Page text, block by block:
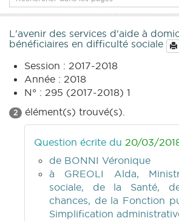
L'avenir des services d'aide à
bénéficiaires en difficulté sociale
Session : 2017-2018
Année : 2018
N° : 295 (2017-2018) 1
2 élément(s) trouvé(s).
Question écrite du 20/03/
de BONNI Véronique
à GREOLI Alda,
sociale, de la Santé,
chances, de la Fonction
Simplification